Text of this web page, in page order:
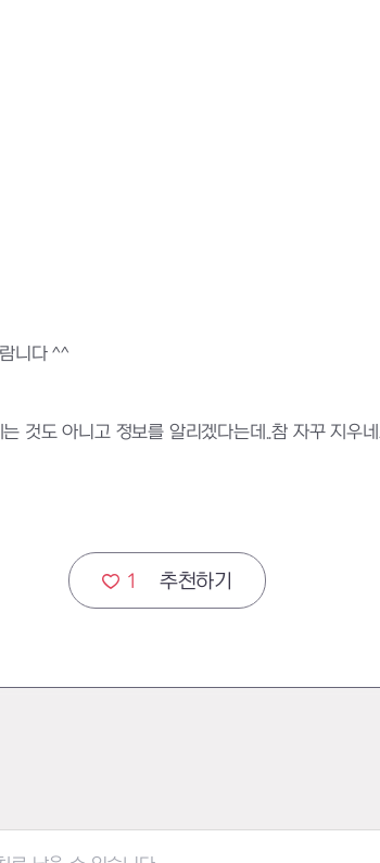
니다 ^^
것도 아니고 정보를 알리겠다는데..참 자꾸 지우
1 추천하기